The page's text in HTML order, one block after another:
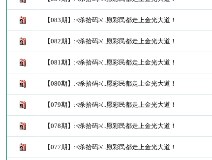
【083期】:≮杀拾码≯...愿彩民都走上金光大道！
【082期】:≮杀拾码≯...愿彩民都走上金光大道！
【081期】:≮杀拾码≯...愿彩民都走上金光大道！
【080期】:≮杀拾码≯...愿彩民都走上金光大道！
【079期】:≮杀拾码≯...愿彩民都走上金光大道！
【078期】:≮杀拾码≯...愿彩民都走上金光大道！
【077期】:≮杀拾码≯...愿彩民都走上金光大道！